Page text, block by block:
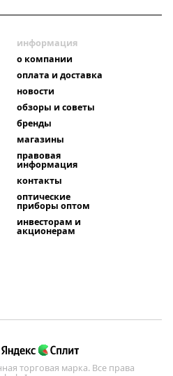
информация
о компании
оплата и доставка
новости
обзоры и советы
бренды
магазины
правовая
информация
контакты
оптические
приборы оптом
инвесторам и
акционерам
торговая марка. Все права